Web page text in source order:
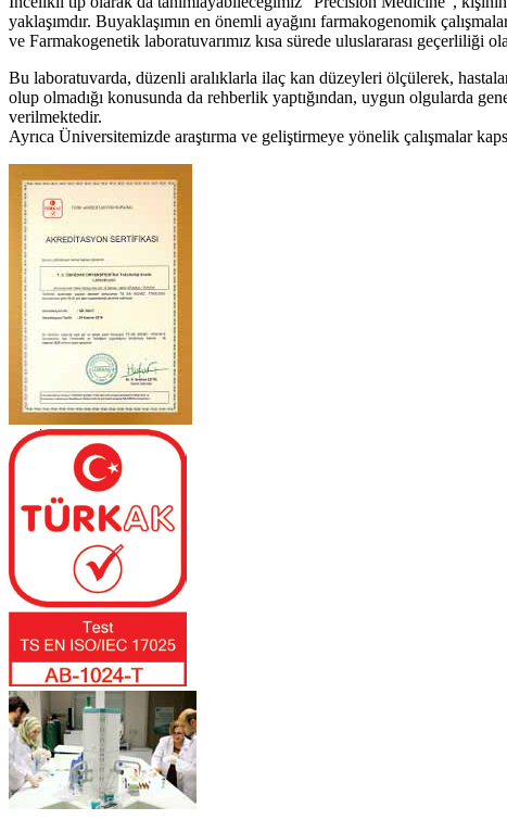
yaklaşımdır. Buyaklaşımın en önemli ayağını farmakogenomik
ve Farmakogenetik laboratuvarımız kısa sürede uluslararası
Bu laboratuvarda, düzenli aralıklarla ilaç kan düzeyleri ölçülerek,
olup olmadığı konusunda da rehberlik yaptığından, uygun olgularda
verilmektedir.
Ayrıca Üniversitemizde araştırma ve geliştirmeye yönelik çalışmalar